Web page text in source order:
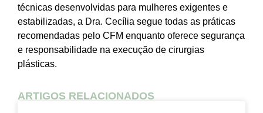
técnicas desenvolvidas para mulheres exigentes e
estabilizadas, a Dra. Cecília segue todas as práticas
recomendadas pelo CFM enquanto oferece segurança
e responsabilidade na execução de cirurgias
plásticas.
ARTIGOS RELACIONADOS